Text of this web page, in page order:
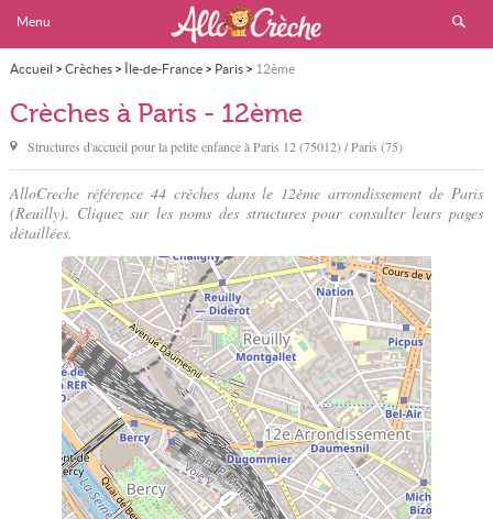
Menu
Accueil > Crèches> Île-de-France> Paris> 12ème
Crèches à Paris - 12ème
Structures d'accueil pour la petite enfance àParis 12 (75012) / Paris (75)
AlloCreche référence 44 crèches dans le 12ème arrondissement de Paris
(Reuilly). Cliquez sur les noms des structures pour consulter leurs pages
détaillées.